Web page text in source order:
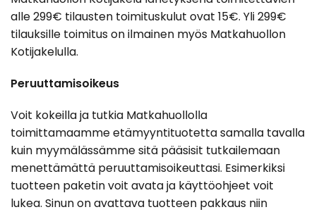
alle 299€ tilausten toimituskulut ovat 15€. Yli 299€
tilauksille toimitus on ilmainen myös Matkahuollon
Kotijakelulla.
Peruuttamisoikeus
Voit kokeilla ja tutkia Matkahuollolla
toimittamaamme etämyyntituotetta samalla tavalla
kuin myymälässämme sitä pääsisit tutkailemaan
menettämättä peruuttamisoikeuttasi. Esimerkiksi
tuotteen paketin voit avata ja käyttöohjeet voit
lukea. Sinun on avattava tuotteen pakkaus niin